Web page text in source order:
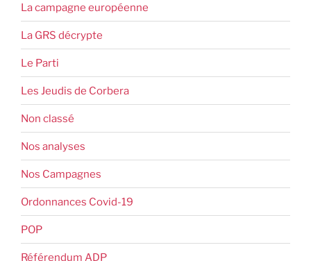
La campagne européenne
La GRS décrypte
Le Parti
Les Jeudis de Corbera
Non classé
Nos analyses
Nos Campagnes
Ordonnances Covid-19
POP
Référendum ADP